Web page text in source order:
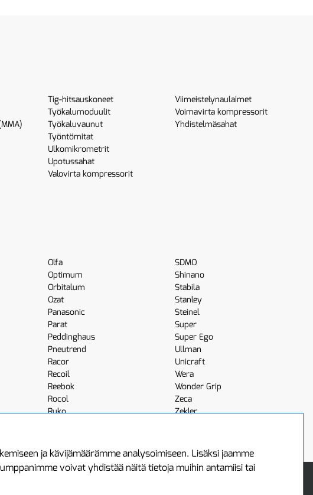
Tig-hitsauskoneet
Työkalumoduulit
Työkaluvaunut
Työntömitat
Ulkomikrometrit
Upotussahat
Valovirta kompressorit
Viimeistelynaulaimet
Voimavirta kompressorit
Yhdistelmäsahat
Olfa
Optimum
Orbitalum
Ozat
Panasonic
Parat
Peddinghaus
Pneutrend
Racor
Recoil
Reebok
Rocol
Ruko
SDMO
Shinano
Stabila
Stanley
Steinel
Super
Super Ego
Ullman
Unicraft
Wera
Wonder Grip
Zeca
Zekler
Oy Uutiskirje
ja kävijämäärämme analysoimiseen. Lisäksi jaamme
voivat yhdistää näitä tietoja muihin antamiisi tai